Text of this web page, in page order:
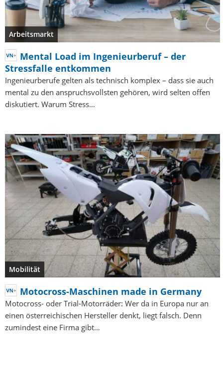
Arbeitsmarkt
Mental Load im Ingenieurberuf – der
Stressfalle entkommen
Ingenieurberufe gelten als technisch komplex – dass sie auch
mental zu den anspruchsvollsten gehören, wird selten offen
diskutiert. Warum Stress…
Mobilität
Motocross-Maschinen made in Germany
Motocross- oder Trial-Motorräder: Wer da in Europa nur an
einen österreichischen Hersteller denkt, liegt falsch. Denn
zumindest eine Firma gibt…